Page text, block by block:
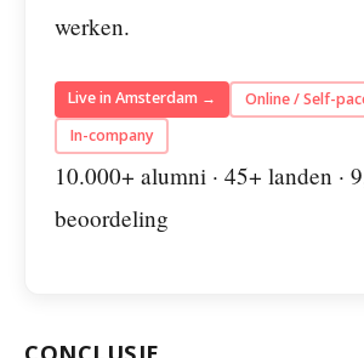
werken.
Live in Amsterdam →
Online / Self-
In-company
10.000+ alumni · 45+ landen ·
beoordeling